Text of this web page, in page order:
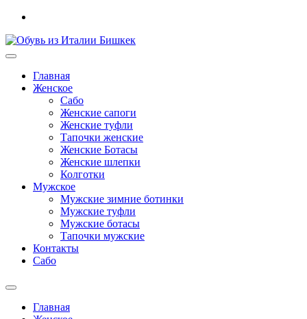
Главная
Женское
Сабо
Женские сапоги
Женские туфли
Тапочки женские
Женские Ботасы
Женские шлепки
Колготки
Мужское
Мужские зимние ботинки
Мужские туфли
Мужские ботасы
Тапочки мужские
Контакты
Сабо
Главная